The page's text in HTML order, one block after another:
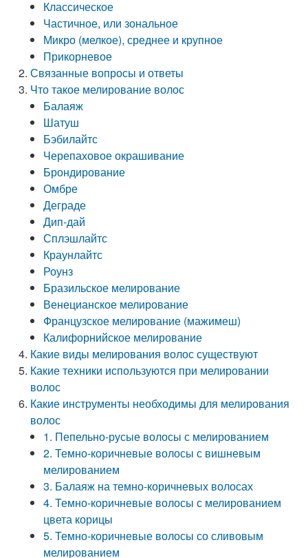
Классическое
Частичное, или зональное
Микро (мелкое), среднее и крупное
Прикорневое
Связанные вопросы и ответы
Что такое мелирование волос
Балаяж
Шатуш
Бэбилайтс
Черепаховое окрашивание
Брондирование
Омбре
Деграде
Дип-дай
Сплэшлайтс
Краунлайтс
Роунз
Бразильское мелирование
Венецианское мелирование
Французское мелирование (мажимеш)
Калифорнийское мелирование
Какие виды мелирования волос существуют
Какие техники используются при мелировании
волос
Какие инструменты необходимы для мелирования
волос
1. Пепельно-русые волосы с мелированием
2. Темно-коричневые волосы с вишневым
мелированием
3. Балаяж на темно-коричневых волосах
4. Темно-коричневые волосы с мелированием
цвета корицы
5. Темно-коричневые волосы со сливовым
мелированием